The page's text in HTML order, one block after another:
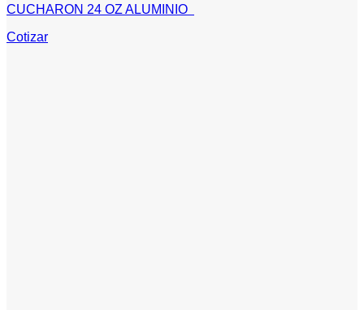
CUCHARON 24 OZ ALUMINIO
Cotizar